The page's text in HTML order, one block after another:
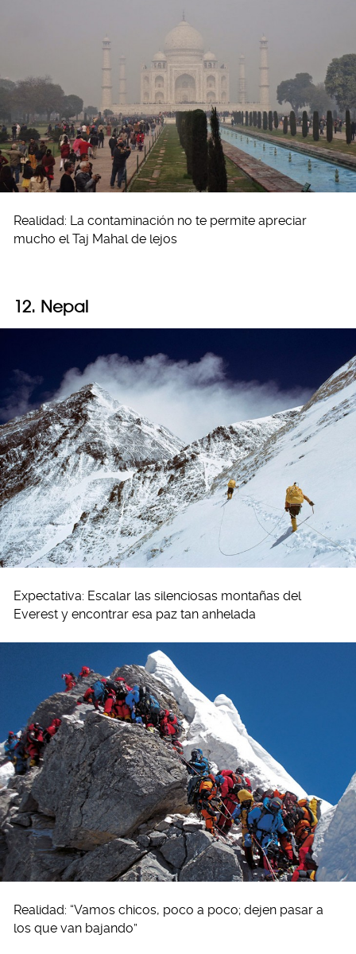
Realidad: La contaminación no te permite apreciar
mucho el Taj Mahal de lejos
12. Nepal
Expectativa: Escalar las silenciosas montañas del
Everest y encontrar esa paz tan anhelada
Realidad: “Vamos chicos, poco a poco; dejen pasar a
los que van bajando”